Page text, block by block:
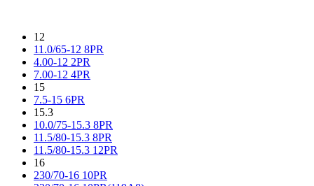
12
11.0/65-12 8PR
4.00-12 2PR
7.00-12 4PR
15
7.5-15 6PR
15.3
10.0/75-15.3 8PR
11.5/80-15.3 8PR
11.5/80-15.3 12PR
16
230/70-16 10PR